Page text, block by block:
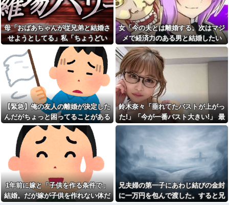
の家に遊びに行ったら私が小さ
い頃に撮った写真があった
Aさんの家に子連れで集まって
遊ばせてたときに、ゲーム機が
壊れた。親は「誰がやった
の？」と犯人探しが始まり...
私「どこに行ってたの？」娘
「…」→無言で家を出た娘の日
記を見て、隠されていた本音を
知ることになり…
A子母が「いじめるならうちの
娘にしなさい」と学校やいじめ
っ子へ言い続けた。それで明る
かったA子が声も出さず瞬きだけ
で返事するように…
スーパーでカゴやカート置き
去りにする人が増えた気がす
る。迷惑だと考えないのか
母「おばあちゃんが従兄弟と
結婚させようとしてる」私「ち
ょうどいい、その話利用する
わ」→3日後にまさかの展開…
鍵失くした男「45分だけ部屋
に入れろ！何もしないから！」
→女子大生「無理です（警察呼
に入れろ！何もしないから！」
→女子大生「無理です（警察呼
びます）」→男「熱中症になれ
ってか！使えないな！」完全に
不審者で草ｗｗｗ
【画像】水着の女さん「は
い、好きに触っていーーーーー
ーーよ？笑」⇒♡♡
道路に面してて砂利敷きして
るうちの土地。最近、DQNステ
ップワゴンが５日程無断駐車。
さすがに腹が立ったので近所の
金属加工工場に作ってもらった
ある物を…結果ｗｗｗ
イベント派遣で陰湿にいじら
れていた地味な男性スタッフ。
ある日、高さ3mの階段から落ち
かけた子どもをパルクールで爆
走＆ダイブし間一髪で救出！職
場の手のひら返しと評価爆上げ
が凄まじかったｗｗ
【徹底議論】「日本をダメに
した総理大臣」←結局誰だと思
う？
欠勤連絡してきた後輩を「未
読スルー」して強引に出勤させ
母「おばあちゃんが従兄弟と結婚さ
せようとしてる」私「ちょうどい
い、その話利用するわ」→3日後に
まさかの展開…
女「今の夫とは離婚する。次はマジ
メで経済力のある男と結婚したい
な」私「幸せになってね！」→産科
の授乳室で出会った女性のその後
が・・・
【緊急】俺の友人の離婚が決定した
んだがちょっと困ってることがある
鈴木奈々「垂れてたバストが上がっ
た!」「今が一番バスト大きい!」 最
新の身長・体重も報告
1年前に嫁と「子供を作る条件で」
結婚。だが嫁が子供を作れない体だ
兄夫婦の第一子にあわじ結びの金封
に一万円を包んで渡した。すると兄